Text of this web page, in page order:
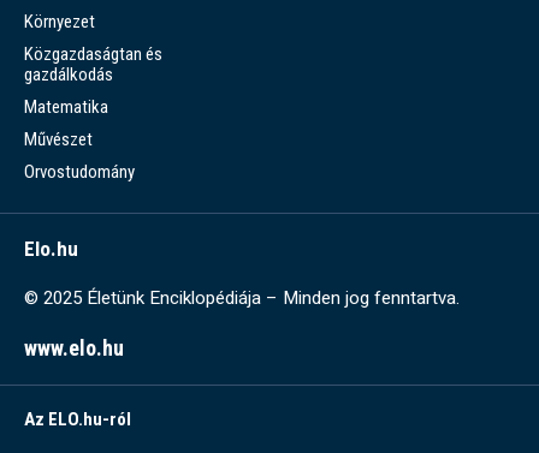
Környezet
Közgazdaságtan és
gazdálkodás
Matematika
Művészet
Orvostudomány
Elo.hu
© 2025 Életünk Enciklopédiája – Minden jog fenntartva.
www.elo.hu
Az ELO.hu-ról